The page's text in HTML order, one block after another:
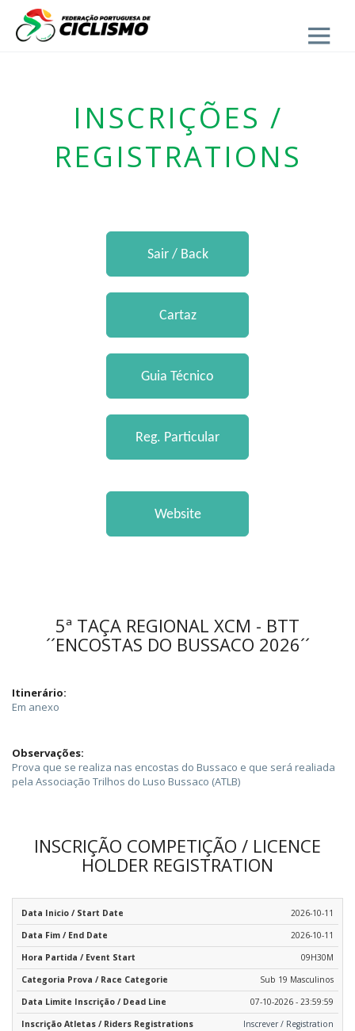
Close
INSCRIÇÕES /
REGISTRATIONS
5ª TAÇA REGIONAL XCM - BTT
´´ENCOSTAS DO BUSSACO 2026´´
Itinerário:
Em anexo
Observações:
Prova que se realiza nas encostas do Bussaco e que será realiada
pela Associação Trilhos do Luso Bussaco (ATLB)
INSCRIÇÃO COMPETIÇÃO / LICENCE
HOLDER REGISTRATION
2026-10-11
2026-10-11
09H30M
Sub 19 Masculinos
07-10-2026 - 23:59:59
Inscrever / Registration